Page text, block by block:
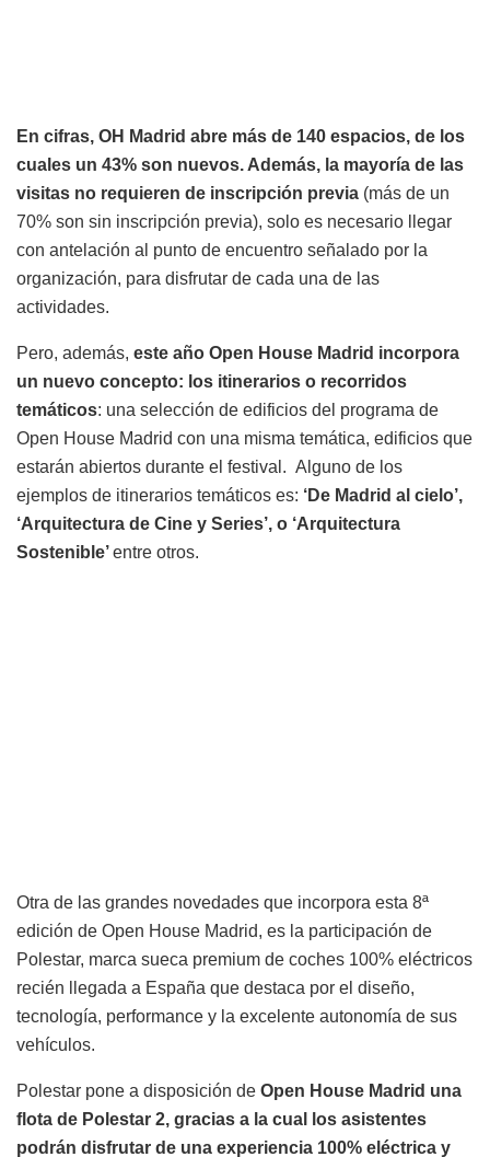
En cifras, OH Madrid abre más de 140 espacios, de los
cuales un 43% son nuevos. Además, la mayoría de las
visitas no requieren de inscripción previa (más de un
70% son sin inscripción previa), solo es necesario llegar
con antelación al punto de encuentro señalado por la
organización, para disfrutar de cada una de las
actividades.
Pero, además, este año Open House Madrid incorpora
un nuevo concepto: los itinerarios o recorridos
temáticos: una selección de edificios del programa de
Open House Madrid con una misma temática, edificios que
estarán abiertos durante el festival. Alguno de los
ejemplos de itinerarios temáticos es: ‘De Madrid al cielo’,
‘Arquitectura de Cine y Series’, o ‘Arquitectura
Sostenible’entre otros.
Otra de las grandes novedades que incorpora esta 8ª
edición de Open House Madrid, es la participación de
Polestar, marca sueca premium de coches 100% eléctricos
recién llegada a España que destaca por el diseño,
tecnología, performance y la excelente autonomía de sus
vehículos.
Polestar pone a disposición de Open House Madrid una
flota de Polestar 2, gracias a la cual los asistentes
podrán disfrutar de una experiencia 100% eléctrica y